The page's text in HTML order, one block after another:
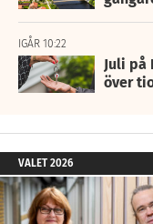
IGÅR 10:22
Juli på
över
VALET 2026